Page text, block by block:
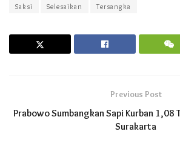
Saksi
Selesaikan Tersangka
Previous Post
Prabowo Sumbangkan Sapi Kurban 1,08
Surakarta